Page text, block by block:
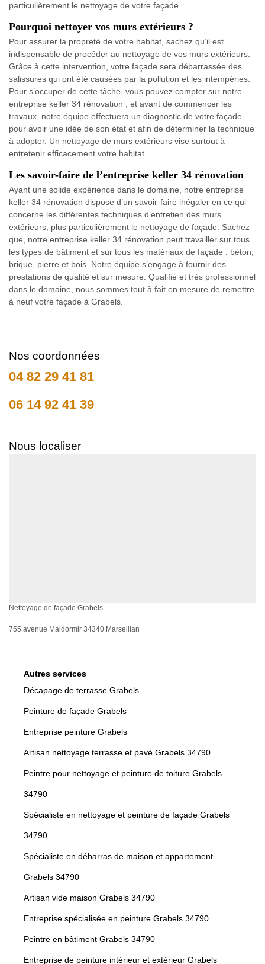
particulièrement le nettoyage de votre façade.
Pourquoi nettoyer vos murs extérieurs ?
Pour assurer la propreté de votre habitat, sachez qu’il est
indispensable de procéder au nettoyage de vos murs extérieurs.
Grâce à cette intervention, votre façade sera débarrassée des
salissures qui ont été causées par la pollution et les intempéries.
Pour s’occuper de cette tâche, vous pouvez compter sur notre
entreprise keller 34 rénovation ; et avant de commencer les
travaux, notre équipe effectuera un diagnostic de votre façade
pour avoir une idée de son état et afin de déterminer la technique
à adopter. Un nettoyage de murs extérieurs vise surtout à
entretenir efficacement votre habitat.
Les savoir-faire de l’entreprise keller 34 rénovation
Ayant une solide expérience dans le domaine, notre entreprise
keller 34 rénovation dispose d’un savoir-faire inégaler en ce qui
concerne les différentes techniques d’entretien des murs
extérieurs, plus particulièrement le nettoyage de façade. Sachez
que, notre entreprise keller 34 rénovation peut travailler sur tous
les types de bâtiment et sur tous les matériaux de façade : béton,
brique, pierre et bois. Notre équipe s’engage à fournir des
prestations de qualité et sur mesure. Qualifié et très professionnel
dans le domaine, nous sommes tout à fait en mesure de remettre
à neuf votre façade à Grabels.
Nos coordonnées
04 82 29 41 81
06 14 92 41 39
Nous localiser
Nettoyage de façade Grabels
755 avenue Maldormir 34340 Marseillan
Autres services
Décapage de terrasse Grabels
Peinture de façade Grabels
Entreprise peinture Grabels
Artisan nettoyage terrasse et pavé Grabels 34790
Peintre pour nettoyage et peinture de toiture Grabels
34790
Spécialiste en nettoyage et peinture de façade Grabels
34790
Spécialiste en débarras de maison et appartement
Grabels 34790
Artisan vide maison Grabels 34790
Entreprise spécialisée en peinture Grabels 34790
Peintre en bâtiment Grabels 34790
Entreprise de peinture intérieur et extérieur Grabels